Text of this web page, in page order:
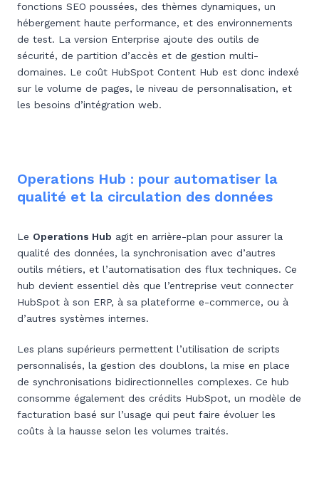
fonctions SEO poussées, des thèmes dynamiques, un
hébergement haute performance, et des environnements
de test. La version Enterprise ajoute des outils de
sécurité, de partition d’accès et de gestion multi-
domaines. Le coût HubSpot Content Hub est donc indexé
sur le volume de pages, le niveau de personnalisation, et
les besoins d’intégration web.
Operations Hub : pour automatiser la
qualité et la circulation des données
Le Operations Hub agit en arrière-plan pour assurer la
qualité des données, la synchronisation avec d’autres
outils métiers, et l’automatisation des flux techniques. Ce
hub devient essentiel dès que l’entreprise veut connecter
HubSpot à son ERP, à sa plateforme e-commerce, ou à
d’autres systèmes internes.
Les plans supérieurs permettent l’utilisation de scripts
personnalisés, la gestion des doublons, la mise en place
de synchronisations bidirectionnelles complexes. Ce hub
consomme également des crédits HubSpot, un modèle de
facturation basé sur l’usage qui peut faire évoluer les
coûts à la hausse selon les volumes traités.